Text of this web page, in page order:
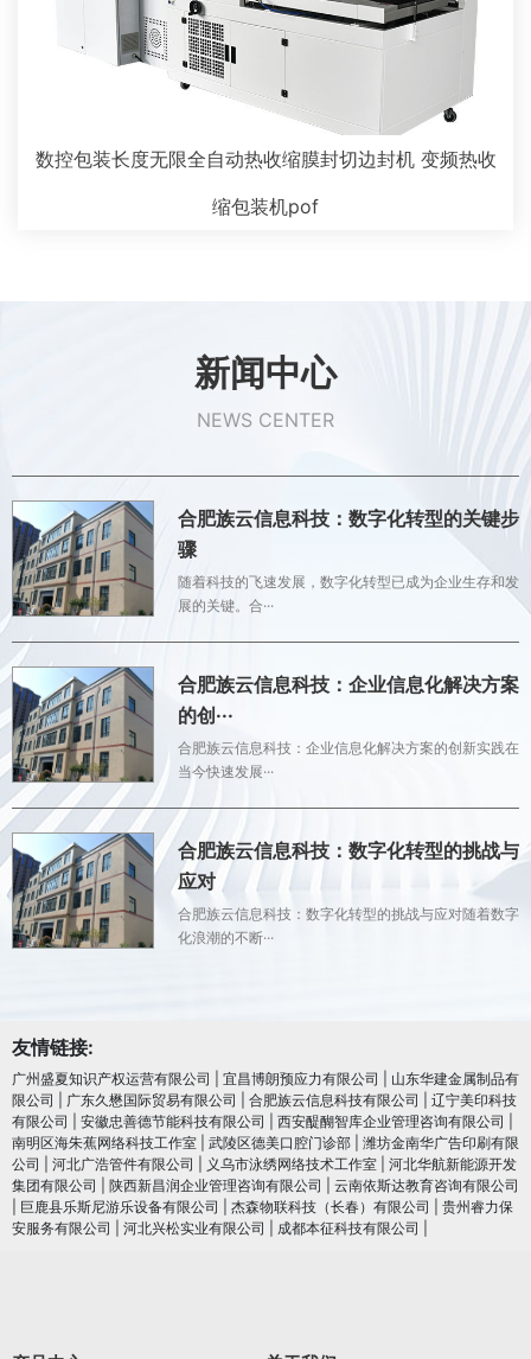
数控包装长度无限全自动热收缩膜封切边封机 变频热收
缩包装机pof
新闻中心
NEWS CENTER
合肥族云信息科技：数字化转型的关键步
骤
随着科技的飞速发展，数字化转型已成为企业生存和发
展的关键。合···
合肥族云信息科技：企业信息化解决方案
的创···
合肥族云信息科技：企业信息化解决方案的创新实践在
当今快速发展···
合肥族云信息科技：数字化转型的挑战与
应对
合肥族云信息科技：数字化转型的挑战与应对随着数字
化浪潮的不断···
友情链接:
广州盛夏知识产权运营有限公司 宜昌博朗预应力有限公司
山东华建金属制品有
限公司
广东久懋国际贸易有限公司 合肥族云信息科技有限公司
辽宁美印科技
有限公司
安徽忠善德节能科技有限公司 西安醍醐智库企业管理咨询有限公司
南明区海朱蕉网络科技工作室
武陵区德美口腔门诊部
潍坊金南华广告印刷有限
公司
河北广浩管件有限公司 义乌市泳绣网络技术工作室
河北华航新能源开发
集团有限公司
陕西新昌润企业管理咨询有限公司
云南依斯达教育咨询有限公司
巨鹿县乐斯尼游乐设备有限公司 杰森物联科技（长春）有限公司
贵州睿力保
安服务有限公司
河北兴松实业有限公司 成都本征科技有限公司